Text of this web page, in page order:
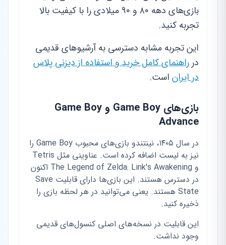
بازی‌های دهه ۸۰ و ۹۰ میلادی را با کیفیت بالا
تجربه کنید.
این تجربه مشابه دسترسی به آرشیوهای قدیمی
در راهنمای کامل خرید و استفاده از دیزنی پلاس
در ایران است.
بازی‌های Game Boy و Game Boy
Advance
در سال ۱۴۰۵، نینتندو بازی‌های محبوب Game Boy را
نیز به لیست اضافه کرده است. عناوینی مثل Tetris
و The Legend of Zelda: Link's Awakening اکنون
در دسترس هستند. این بازی‌ها دارای قابلیت Save
State هستند. یعنی می‌توانید در هر لحظه بازی را
ذخیره کنید.
این قابلیت در نسخه‌های اصلی کنسول‌های قدیمی
وجود نداشت.